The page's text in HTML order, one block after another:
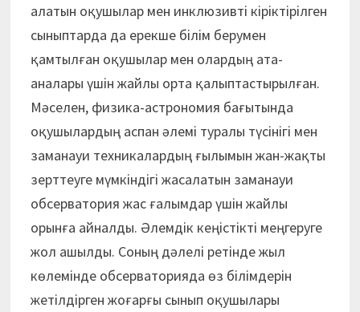
алатын оқушылар мен инклюзивті кіріктірілген
сыныптарда да ерекше білім берумен
қамтылған оқушылар мен олардың ата-
аналары үшін жайлы орта қалыптастырылған.
Мәселен, физика-астрономия бағытында
оқушылардың аспан әлемі туралы түсінігі мен
заманауи техникалардың ғылымын жан-жақты
зерттеуге мүмкіндігі жасалатын заманауи
обсерватория жас ғалымдар үшін жайлы
орынға айналды. Әлемдік кеңістікті меңгеруге
жол ашылды. Соның дәлелі ретінде жыл
көлемінде обсерваторияда өз білімдерін
жетілдірген жоғарғы сынып оқушылары